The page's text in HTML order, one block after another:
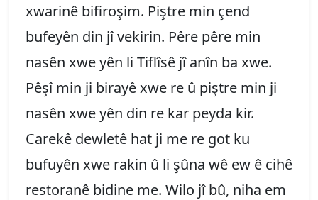
xwarinê bifiroşim. Piştre min çend
bufeyên din jî vekirin. Pêre pêre min
nasên xwe yên li Tiflîsê jî anîn ba xwe.
Pêşî min ji birayê xwe re û piştre min ji
nasên xwe yên din re kar peyda kir.
Carekê dewletê hat ji me re got ku
bufuyên xwe rakin û li şûna wê ew ê cihê
restoranê bidine me. Wilo jî bû, niha em